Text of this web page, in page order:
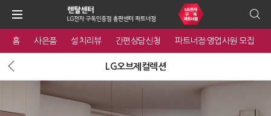
홈 사은품 설치리뷰 간편상담신청 파트너점·영업사원 모집
LG오브제컬렉션